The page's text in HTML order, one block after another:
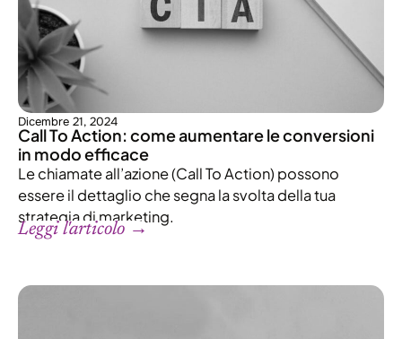
Dicembre 21, 2024
Call To Action: come aumentare le conversioni
in modo efficace
Le chiamate all’azione (Call To Action) possono
essere il dettaglio che segna la svolta della tua
strategia di marketing.
Leggi l'articolo →